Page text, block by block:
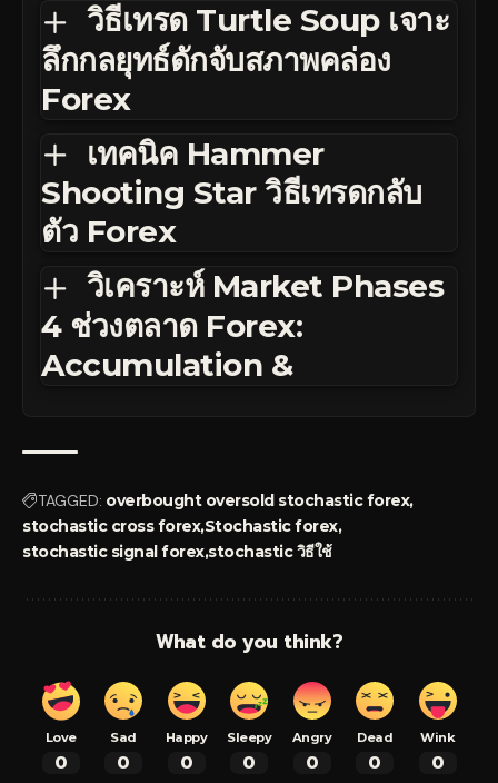
วิธีเทรด Turtle Soup เจาะ
ลึกกลยุทธ์ดักจับสภาพคล่อง
Forex
เทคนิค Hammer
Shooting Star วิธีเทรดกลับ
ตัว Forex
วิเคราะห์ Market Phases
4 ช่วงตลาด Forex:
Accumulation &
TAGGED: overbought oversold stochastic forex
stochastic cross forexStochastic forex
stochastic signal forexstochastic วิธีใช้
What do you think?
Love
0
Sad
0
Happy
0
Sleepy
0
Angry
0
Dead
0
Wink
0